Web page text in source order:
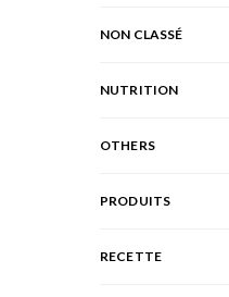
NON CLASSÉ
NUTRITION
OTHERS
PRODUITS
RECETTE